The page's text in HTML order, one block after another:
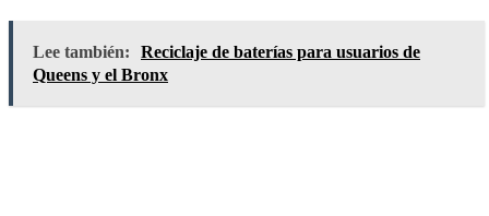
Lee también:
Reciclaje de baterías para usuarios de
Queens y el Bronx